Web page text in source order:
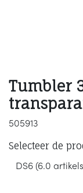
Tumbler
505913
Selecteer de